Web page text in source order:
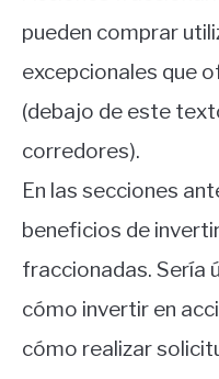
pueden comprar
excepcionales que
(debajo de este
corredores).
En las secciones
beneficios de
fraccionadas. Sería
cómo invertir en
cómo realizar